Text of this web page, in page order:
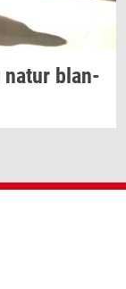
natur blan­